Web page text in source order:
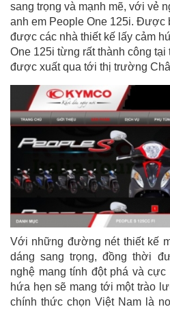
sang trọng và mạnh mẽ, với vẻ
anh em People One 125i. Được
được các nhà thiết kế lấy cảm
One 125i từng rất thành công
được xuất qua tới thị trường
Với những đường nét thiết kế
dáng sang trọng, đồng thời
nghệ mang tính đột phá và
hứa hẹn sẽ mang tới một trào
chính thức chọn Việt Nam là